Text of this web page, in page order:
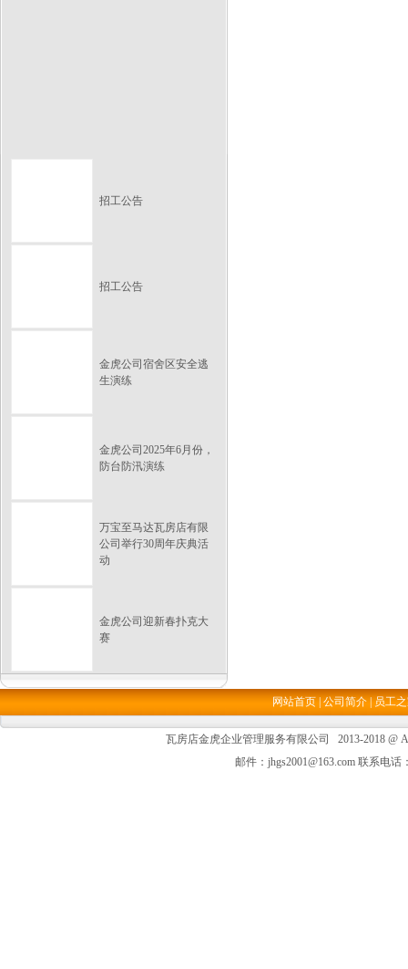
招工公告
招工公告
金虎公司宿舍区安全逃
生演练
金虎公司2025年6月份，
防台防汛演练
万宝至马达瓦房店有限
公司举行30周年庆典活
动
金虎公司迎新春扑克大
赛
网站首页 公司简介 员工
瓦房店金虎企业管理服务有限公司 2013-2018 @
邮件：jhgs2001@163.com 联系电